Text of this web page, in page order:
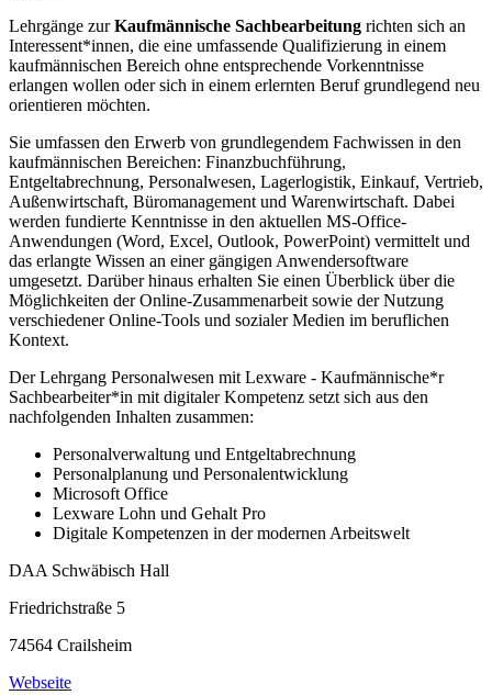
Lehrgänge zurKaufmännische Sachbearbeitung richten sich an
Interessent*innen, die eine umfassende Qualifizierung in einem
kaufmännischen Bereich ohne entsprechende Vorkenntnisse
erlangen wollen oder sich in einem erlernten Beruf grundlegend neu
orientieren möchten.
Sie umfassen den Erwerb von grundlegendem Fachwissen in den
kaufmännischen Bereichen: Finanzbuchführung,
Entgeltabrechnung, Personalwesen, Lagerlogistik, Einkauf, Vertrieb,
Außenwirtschaft, Büromanagement und Warenwirtschaft. Dabei
werden fundierte Kenntnisse in den aktuellen MS-Office-
Anwendungen (Word, Excel, Outlook, PowerPoint) vermittelt und
das erlangte Wissen an einer gängigen Anwendersoftware
umgesetzt. Darüber hinaus erhalten Sie einen Überblick über die
Möglichkeiten der Online-Zusammenarbeit sowie der Nutzung
verschiedener Online-Tools und sozialer Medien im beruflichen
Kontext.
Der Lehrgang Personalwesen mit Lexware - Kaufmännische*r
Sachbearbeiter*in mit digitaler Kompetenz setzt sich aus den
nachfolgenden Inhalten zusammen:
Personalverwaltung und Entgeltabrechnung
Personalplanung und Personalentwicklung
Microsoft Office
Lexware Lohn und Gehalt Pro
Digitale Kompetenzen in der modernen Arbeitswelt
DAA Schwäbisch Hall
Friedrichstraße 5
74564 Crailsheim
Webseite